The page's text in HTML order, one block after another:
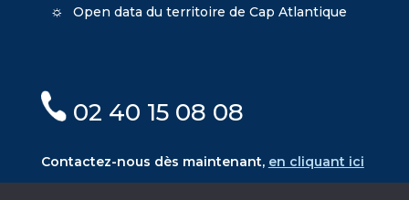
Open data du territoire de Cap Atlantique
02 40 15 08 08
Contactez-nous dès maintenant, en cliquant ici